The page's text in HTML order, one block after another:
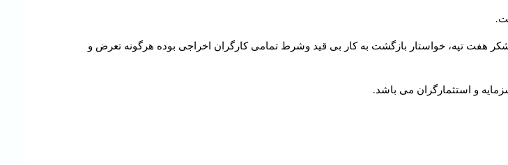
هفت تپه، خواستار بازگشت به کار بی قید وشرط تمامی کارگران اخراجی بوده هرگونه تعرض و
و استثمارگران می باشد.